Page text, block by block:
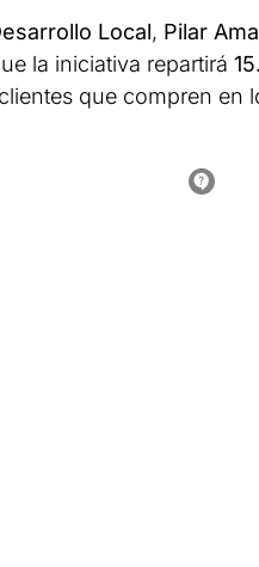
Local, Pilar
la iniciativa repartirá
que compren en